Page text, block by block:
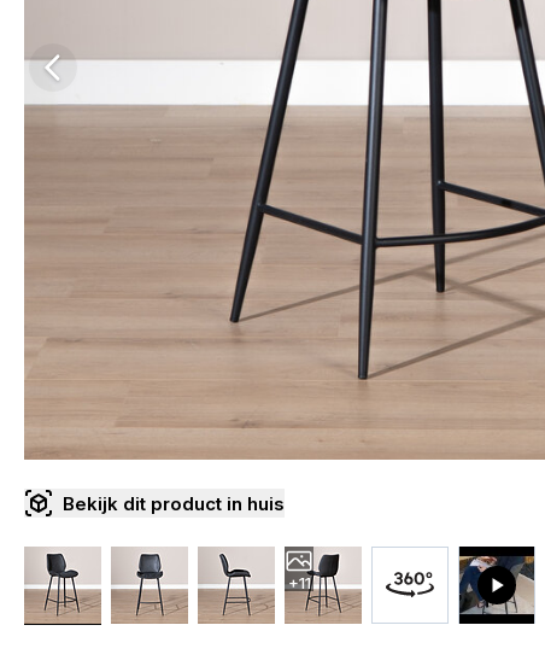
Bekijk dit product in huis
+11